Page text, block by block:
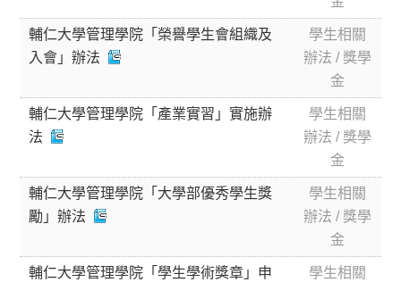
輔仁大學管理學院「榮譽學生會組織及
入會」辦法
學生相關
辦法 / 獎學
金
輔仁大學管理學院「產業實習」實施辦
法
學生相關
辦法 / 獎學
金
輔仁大學管理學院「大學部優秀學生獎
勵」辦法
學生相關
辦法 / 獎學
金
輔仁大學管理學院「學生學術獎章」申
學生相關